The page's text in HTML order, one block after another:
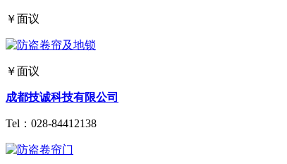
￥面议
￥面议
成都技诚科技有限公司
Tel： 028-84412138